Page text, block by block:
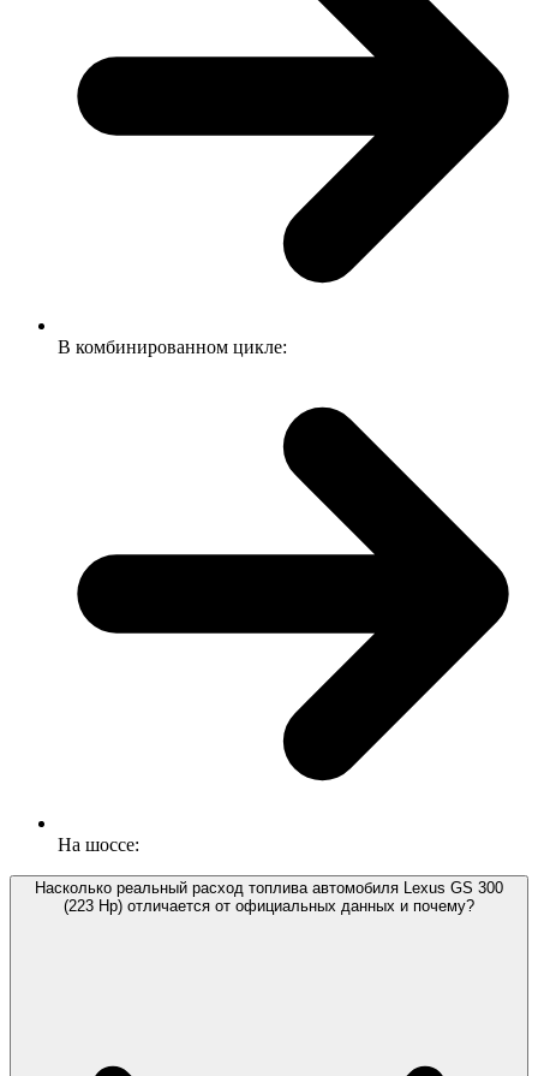
В комбинированном цикле:
На шоссе:
Насколько реальный расход топлива автомобиля Lexus GS 300
(223 Hp) отличается от официальных данных и почему?